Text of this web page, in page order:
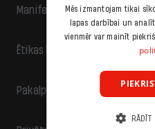
Manifests
Ētikas kodekss
Pakalpojumu sniegšanas
Mēs izmantojam tikai
lapas darbībai un
vienmēr var mainīt
RĀDĪT